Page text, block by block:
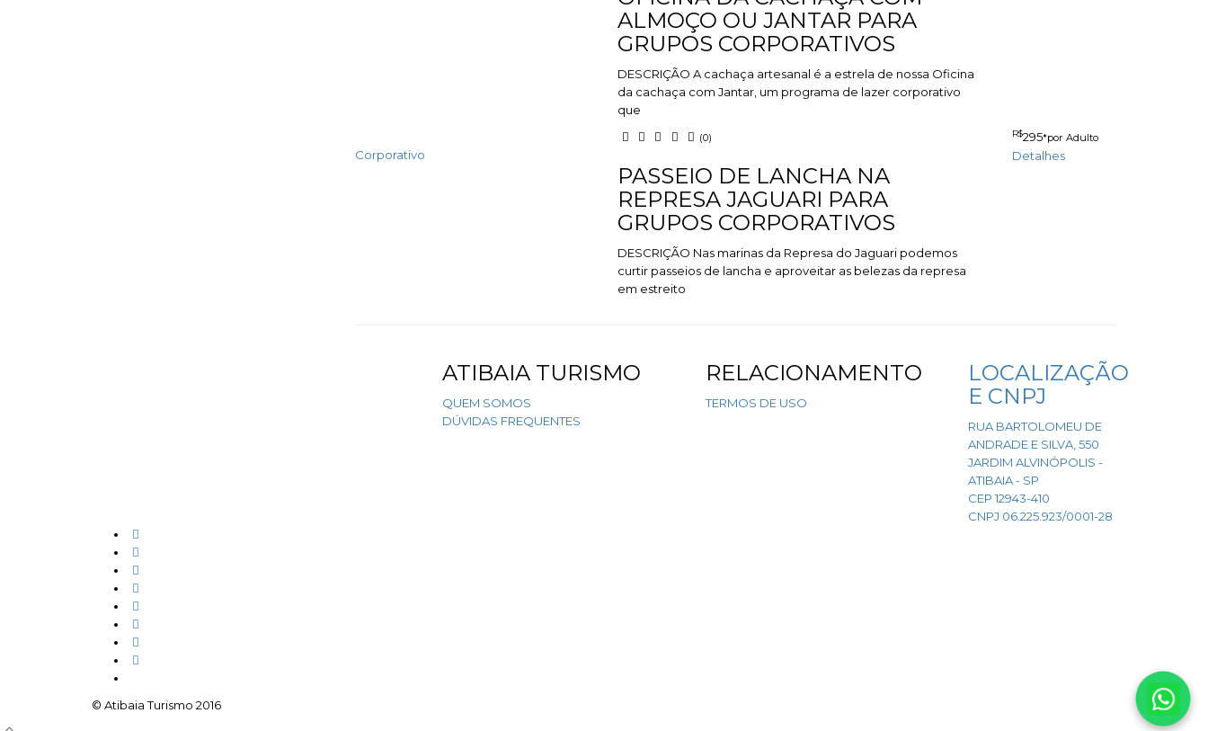
ALMOÇO OU JANTAR PARA
GRUPOS CORPORATIVOS
DESCRIÇÃO A cachaça artesanal é a estrela de nossa Oficina
da cachaça com Jantar, um programa de lazer corporativo
que
Corporativo
(0)
PASSEIO DE LANCHA NA
REPRESA JAGUARI PARA
GRUPOS CORPORATIVOS
DESCRIÇÃO Nas marinas da Represa do Jaguari podemos
curtir passeios de lancha e aproveitar as belezas da represa
em estreito
R$295*por Adulto
Detalhes
ATIBAIA TURISMO
QUEM SOMOS
DÚVIDAS FREQUENTES
RELACIONAMENTO
TERMOS DE USO
LOCALIZAÇÃO
E CNPJ
RUA BARTOLOMEU DE
ANDRADE E SILVA, 550
JARDIM ALVINÓPOLIS -
ATIBAIA - SP
CEP 12943-410
CNPJ 06.225.923/0001-28
© Atibaia Turismo 2016